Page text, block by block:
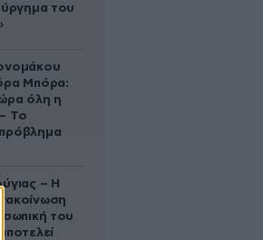
του
Μπόρα:
όλη η
Το
– Η
του